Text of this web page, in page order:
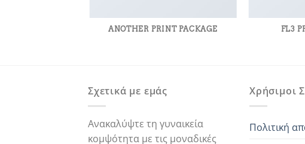
ANOTHER PRINT PACKAGE FL3
Σχετικά με εμάς
Ανακαλύψτε τη γυναικεία
κομψότητα με τις μοναδικές
Χρήσιμοι
Πολιτική